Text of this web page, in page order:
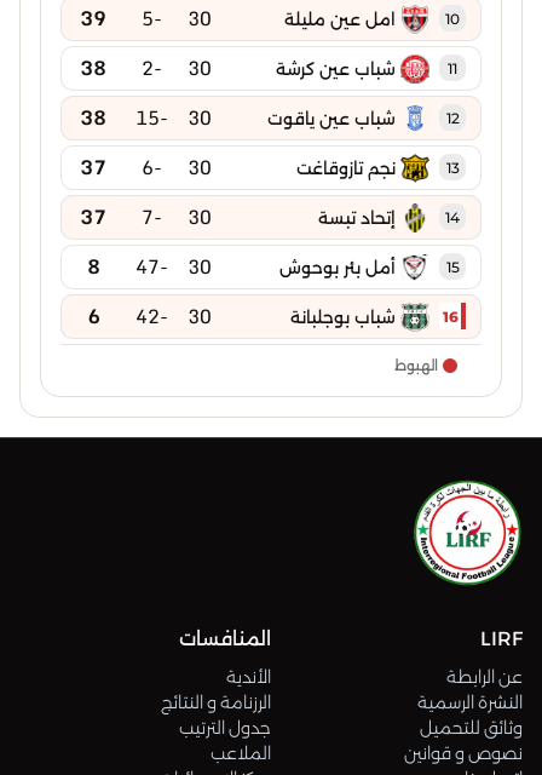
10 امل عين مليلة 30
-5
39
11 شباب عين كرشة 30
-2
38
12 شباب عين ياقوت 30
-15
38
13 نجم تازوقاغت 30
-6
37
14 إتحاد تبسة 30
-7
37
15 أمل بئر بوحوش 30
-47
8
16 شباب بوجلبانة 30
-42
6
الهبوط
LIRF
عن الرابطة
النشرة الرسمية
وثائق للتحميل
نصوص و قوانين
المنافسات
الأندية
الرزنامة و النتائج
جدول الترتيب
الملاعب